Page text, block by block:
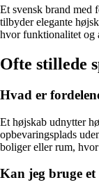
Et svensk brand med
tilbyder elegante
hvor funktionalitet og
Ofte stillede
Hvad er
Et højskab udnytter
opbevaringsplads
boliger eller rum,
Kan jeg bruge